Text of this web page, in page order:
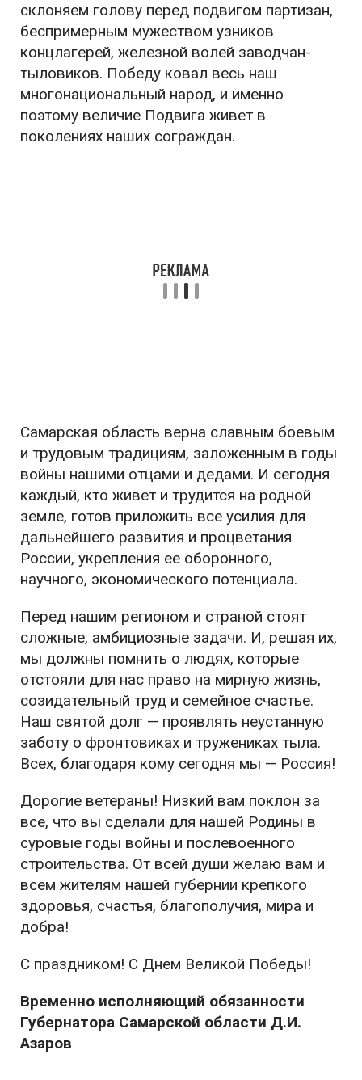
склоняем голову перед подвигом партизан,
беспримерным мужеством узников
концлагерей, железной волей заводчан-
тыловиков. Победу ковал весь наш
многонациональный народ, и именно
поэтому величие Подвига живет в
поколениях наших сограждан.
Самарская область верна славным боевым
и трудовым традициям, заложенным в годы
войны нашими отцами и дедами. И сегодня
каждый, кто живет и трудится на родной
земле, готов приложить все усилия для
дальнейшего развития и процветания
России, укрепления ее оборонного,
научного, экономического потенциала.
Перед нашим регионом и страной стоят
сложные, амбициозные задачи. И, решая их,
мы должны помнить о людях, которые
отстояли для нас право на мирную жизнь,
созидательный труд и семейное счастье.
Наш святой долг — проявлять неустанную
заботу о фронтовиках и тружениках тыла.
Всех, благодаря кому сегодня мы — Россия!
Дорогие ветераны! Низкий вам поклон за
все, что вы сделали для нашей Родины в
суровые годы войны и послевоенного
строительства. От всей души желаю вам и
всем жителям нашей губернии крепкого
здоровья, счастья, благополучия, мира и
добра!
С праздником! С Днем Великой Победы!
Временно исполняющий обязанности
Губернатора Самарской области Д.И.
Азаров